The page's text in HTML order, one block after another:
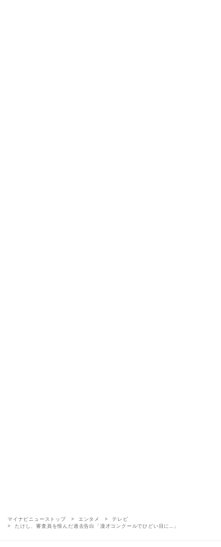
マイナビニューストップ エンタメ
テレビ
たけし、審査員を恨んだ過去告白「漫才コンクールでひどい目に…」